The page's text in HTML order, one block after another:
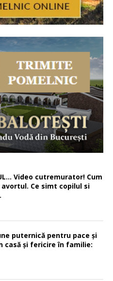
Video cutremurator! Cum
Ce simt copilul si
puternică pentru pace şi
casă şi fericire în familie: